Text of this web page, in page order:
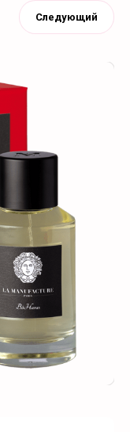
Следующий